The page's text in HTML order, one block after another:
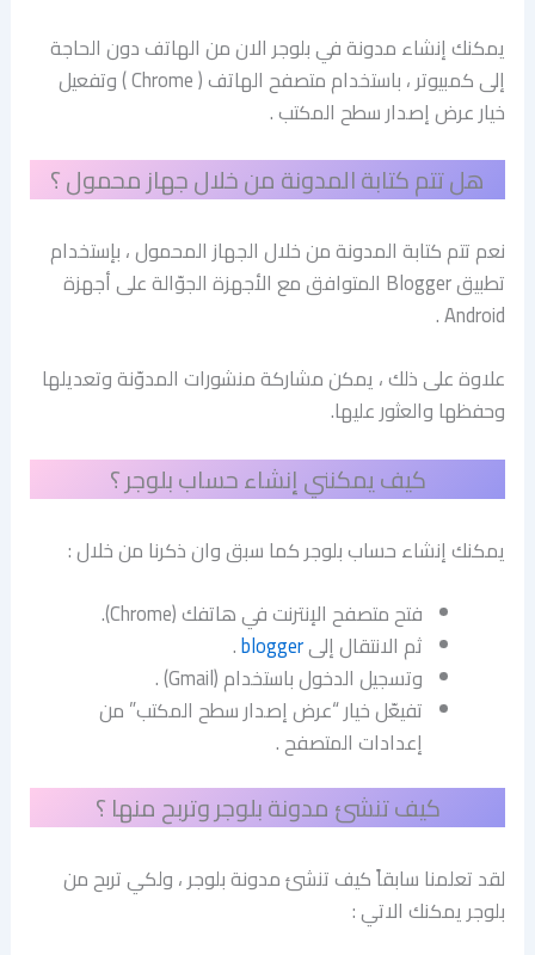
يمكنك إنشاء مدونة في بلوجر الان من الهاتف دون الحاجة
إلى كمبيوتر ، باستخدام متصفح الهاتف ( Chrome ) وتفعيل
خيار عرض إصدار سطح المكتب .
هل تتم كتابة المدونة من خلال جهاز محمول ؟
نعم تتم كتابة المدونة من خلال الجهاز المحمول ، بإستخدام
تطبيق Blogger المتوافق مع الأجهزة الجوّالة على أجهزة
Android .
علاوة على ذلك ، يمكن مشاركة منشورات المدوّنة وتعديلها
وحفظها والعثور عليها.
كيف يمكنني إنشاء حساب بلوجر ؟
يمكنك إنشاء حساب بلوجر كما سبق وان ذكرنا من خلال :
فتح متصفح الإنترنت في هاتفك (Chrome).
ثم الانتقال إلىblogger
.
وتسجيل الدخول باستخدام (Gmail) .
تفيعّل خيار “عرض إصدار سطح المكتب” من
إعدادات المتصفح .
كيف تنشئ مدونة بلوجر وتربح منها ؟
لقد تعلمنا سابقاً كيف تنشئ مدونة بلوجر ، ولكي تربح من
بلوجر يمكنك الاتي :